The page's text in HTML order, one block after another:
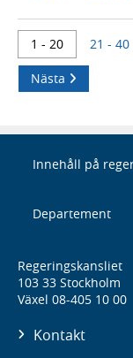
1 - 20 21 - 40
Nästa
Innehåll på
Departement
Regeringskansliet
103 33 Stockholm
Växel 08-405 10 00
Kontakt